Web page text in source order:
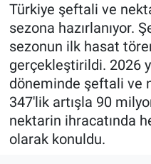
Türkiye şeftali ve
sezona hazırlanıyor.
sezonun ilk hasat
gerçekleştirildi. 2026
döneminde şeftali ve
347'lik artışla 90
nektarin ihracatında
olarak konuldu.
Ekonomi
Spor
Kültür Sanat
Sağlık
Süper Lig Puan
Tüm Manşetler
Son Dakika
Haber Arşivi